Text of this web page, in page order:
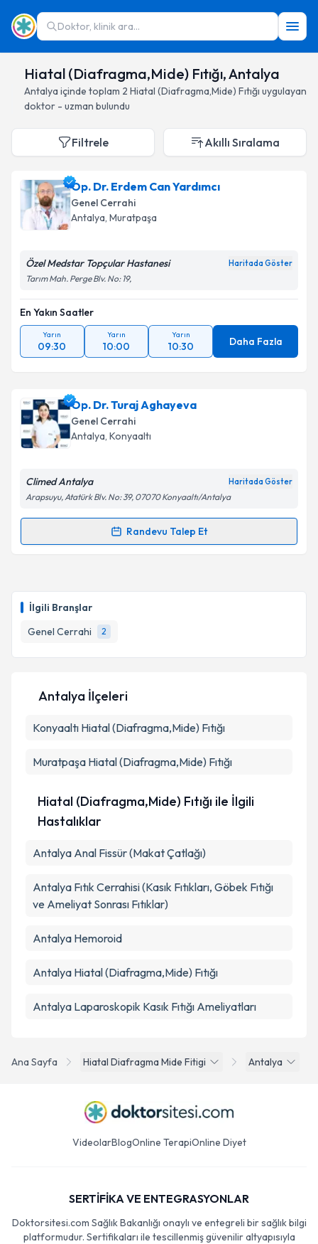
Doktor, klinik ara...
Hiatal (Diafragma,Mide) Fıtığı, Antalya
Antalya içinde toplam 2 Hiatal (Diafragma,Mide) Fıtığı uygulayan
doktor - uzman bulundu
İlgili Branşlar
Genel Cerrahi
2
Filtrele Akıllı Sıralama
Op. Dr. Erdem Can Yardımcı
Genel Cerrahi
Antalya, Muratpaşa
Özel Medstar Topçular Hastanesi Haritada Göster
Tarım Mah. Perge Blv. No: 19,
En Yakın Saatler
Yarın
09:30
Yarın
10:00
Yarın
10:30 Daha Fazla
Op. Dr. Turaj Aghayeva
Genel Cerrahi
Antalya, Konyaaltı
Climed Antalya Haritada Göster
Arapsuyu, Atatürk Blv. No: 39, 07070 Konyaaltı/Antalya
Randevu Talep Et
Randevu Takvimi Talebi
takvim hazırlandığında e-posta ile bilgilendireceğiz.
E-posta Adresiniz
Metni'ni okudum ve kişisel verilerimin belirtilen
Ana Sayfa Hiatal Diafragma Mide Fitigi Antalya
Antalya İlçeleri
Konyaaltı Hiatal (Diafragma,Mide) Fıtığı
Muratpaşa Hiatal (Diafragma,Mide) Fıtığı
Hiatal (Diafragma,Mide) Fıtığı ile İlgili
Hastalıklar
Antalya Anal Fissür (Makat Çatlağı)
Antalya Fıtık Cerrahisi (Kasık Fıtıkları, Göbek Fıtığı
ve Ameliyat Sonrası Fıtıklar)
Antalya Hemoroid
Antalya Hiatal (Diafragma,Mide) Fıtığı
Antalya Laparoskopik Kasık Fıtığı Ameliyatları
VideolarBlogOnline TerapiOnline Diyet
SERTİFİKA VE ENTEGRASYONLAR
Doktorsitesi.com Sağlık Bakanlığı onaylı ve entegreli bir sağlık bilgi
platformudur. Sertifikaları ile tescillenmiş güvenilir altyapısıyla